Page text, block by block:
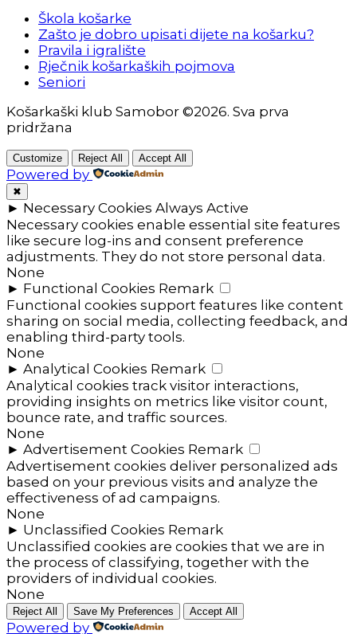
Škola košarke
Zašto je dobro upisati dijete na košarku?
Pravila i igralište
Rječnik košarkaških pojmova
Seniori
Košarkaški klub Samobor ©2026. Sva prva
pridržana
Customize Reject All Accept All
Powered by
✖
► Necessary Cookies Always Active
Necessary cookies enable essential site features
like secure log-ins and consent preference
adjustments. They do not store personal data.
None
► Functional Cookies Remark
Functional cookies support features like content
sharing on social media, collecting feedback, and
enabling third-party tools.
None
► Analytical Cookies Remark
Analytical cookies track visitor interactions,
providing insights on metrics like visitor count,
bounce rate, and traffic sources.
None
► Advertisement Cookies Remark
Advertisement cookies deliver personalized ads
based on your previous visits and analyze the
effectiveness of ad campaigns.
None
► Unclassified Cookies Remark
Unclassified cookies are cookies that we are in
the process of classifying, together with the
providers of individual cookies.
None
Reject All Save My Preferences Accept All
Powered by